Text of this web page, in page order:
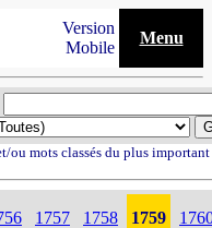
Version
Mobile
Menu
ou mots classés du plus
1757 1758 1759